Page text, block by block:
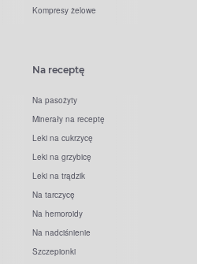
Kompresy żelowe
Na receptę
Na pasożyty
Minerały na receptę
Leki na cukrzycę
Leki na grzybicę
Leki na trądzik
Na tarczycę
Na hemoroidy
Na nadciśnienie
Szczepionki